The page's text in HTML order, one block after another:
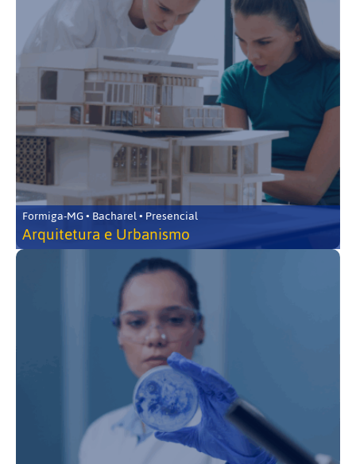
Formiga-MG • Bacharel • Presencial
Arquitetura e Urbanismo